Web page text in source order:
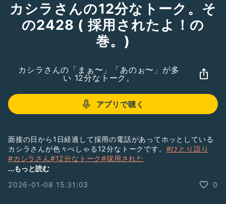
カシラさんの12分なトーク。そ
の2428 ( 採用されたよ！の
巻。)
カシラさんの「まぁ〜」「あのぉ〜」が多
い 12分なトーク。
アプリで聴く
面接の日から1日経過して採用の電話があってホッとしている
カシラさんが色々べしゃる12分なトークです。 #ひとり語り
#カシラさん#12分なトーク#採用された
#その裏でDMで知る事
...もっと読む
2026-01-08 15:31:03
0